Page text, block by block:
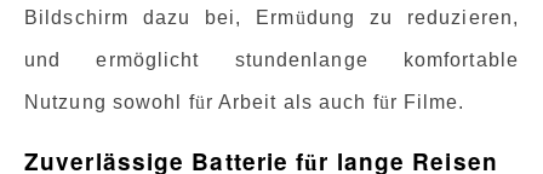
Bildschirm dazu bei, Ermüdung zu reduzieren,
und ermöglicht stundenlange komfortable
Nutzung sowohl für Arbeit als auch für Filme.
Zuverlässige Batterie für lange Reisen